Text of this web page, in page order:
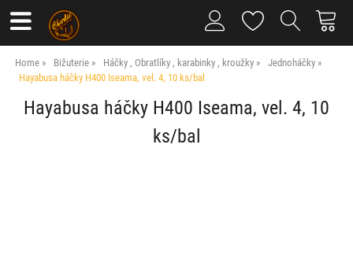
Home Bižuterie Háčky , Obratlíky , karabinky , kroužky
Jednoháčky
Hayabusa háčky H400 Iseama, vel. 4, 10 ks/bal
Hayabusa háčky H400 Iseama, vel. 4, 10
ks/bal